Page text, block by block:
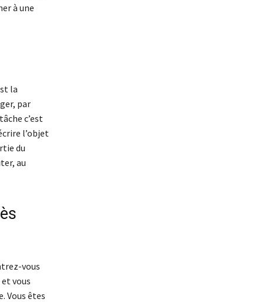
à une
la
par
c’est
l’objet
du
au
vous
vous
Vous êtes